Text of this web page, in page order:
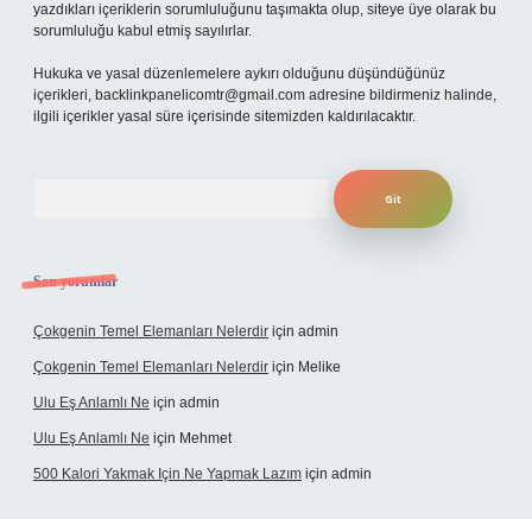
yazdıkları içeriklerin sorumluluğunu taşımakta olup, siteye üye olarak bu
sorumluluğu kabul etmiş sayılırlar.
Hukuka ve yasal düzenlemelere aykırı olduğunu düşündüğünüz
içerikleri, backlinkpanelicomtr@gmail.com adresine bildirmeniz halinde,
ilgili içerikler yasal süre içerisinde sitemizden kaldırılacaktır.
Son yorumlar
Çokgenin Temel Elemanları Nelerdir için admin
Çokgenin Temel Elemanları Nelerdir için Melike
Ulu Eş Anlamlı Ne için admin
Ulu Eş Anlamlı Ne için Mehmet
500 Kalori Yakmak Için Ne Yapmak Lazım için admin